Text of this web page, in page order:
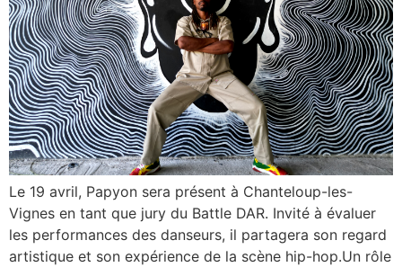
Le 19 avril, Papyon sera présent à Chanteloup-les-
Vignes en tant que jury du Battle DAR. Invité à évaluer
les performances des danseurs, il partagera son regard
artistique et son expérience de la scène hip-hop.Un rôle